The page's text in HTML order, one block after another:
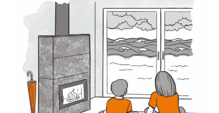
ОЗДОБЛЕННЯ.
НЕДОЛІКИ